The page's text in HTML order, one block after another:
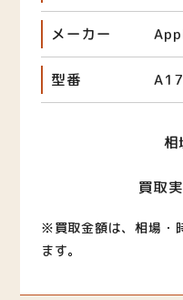
メーカー
型番
相
買取
※買取金額は、相場・
ます。